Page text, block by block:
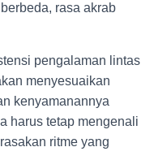
rasa akrab
pengalaman lintas
menyesuaikan
kenyamanannya
harus tetap mengenali
ritme yang